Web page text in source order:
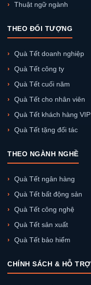
Thuật ngữ ngành
THEO ĐỐI TƯỢNG
Quà Tết doanh nghiệp
Quà Tết công ty
Quà Tết cuối năm
Quà Tết cho nhân viên
Quà Tết khách hàng VIP
Quà Tết tặng đối tác
THEO NGÀNH NGHỀ
Quà Tết ngân hàng
Quà Tết bất động sản
Quà Tết công nghệ
Quà Tết sản xuất
Quà Tết bảo hiểm
CHÍNH SÁCH & HỖ TRỢ